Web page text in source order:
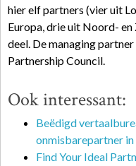
hier elf partners (vier uit
Europa, drie uit Noord-
deel. De managing
Partnership Council.
Ook interessant:
Beëdigd
onmisbarepartner
Find Your Ideal